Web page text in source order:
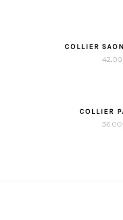
COLLIER
42.00
COLLIER
36.00